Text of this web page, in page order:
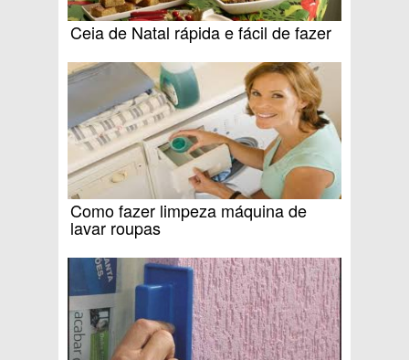
Ceia de Natal rápida e fácil de fazer
Como fazer limpeza máquina de
lavar roupas